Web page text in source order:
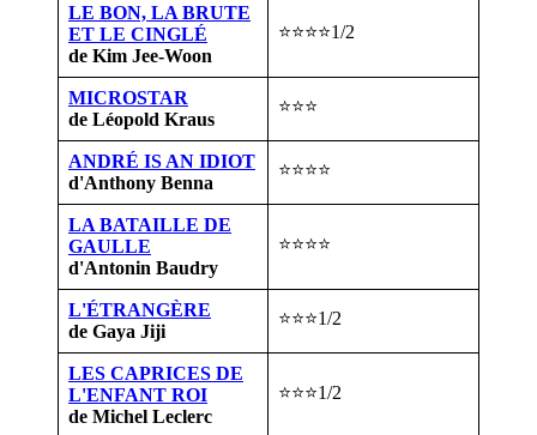
LE BON, LA BRUTE
ET LE CINGLÉ
de Kim Jee-Woon
⭐⭐⭐⭐1/2
MICROSTAR
de Léopold Kraus
⭐⭐⭐
ANDRÉ IS AN IDIOT
d'Anthony Benna
⭐⭐⭐⭐
LA BATAILLE DE
GAULLE
d'Antonin Baudry
⭐⭐⭐⭐
L'ÉTRANGÈRE
de Gaya Jiji
⭐⭐⭐1/2
LES CAPRICES DE
L'ENFANT ROI
de Michel Leclerc
⭐⭐⭐1/2